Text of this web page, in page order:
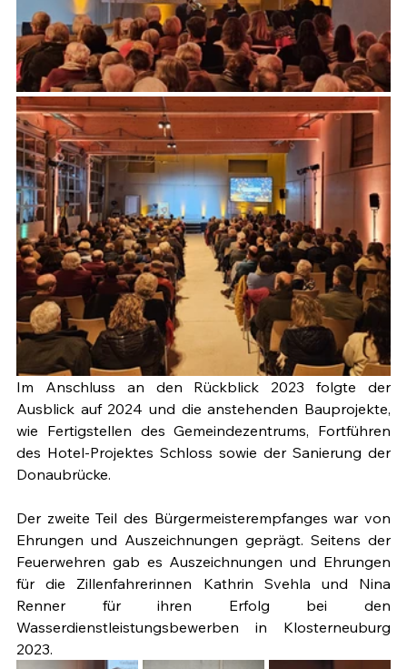
Im Anschluss an den Rückblick 2023 folgte der
Ausblick auf 2024 und die anstehenden Bauprojekte,
wie Fertigstellen des Gemeindezentrums, Fortführen
des Hotel-Projektes Schloss sowie der Sanierung der
Donaubrücke.
Der zweite Teil des Bürgermeisterempfanges war von
Ehrungen und Auszeichnungen geprägt. Seitens der
Feuerwehren gab es Auszeichnungen und Ehrungen
für die Zillenfahrerinnen Kathrin Svehla und Nina
Renner für ihren Erfolg bei den
Wasserdienstleistungsbewerben in Klosterneuburg
2023.